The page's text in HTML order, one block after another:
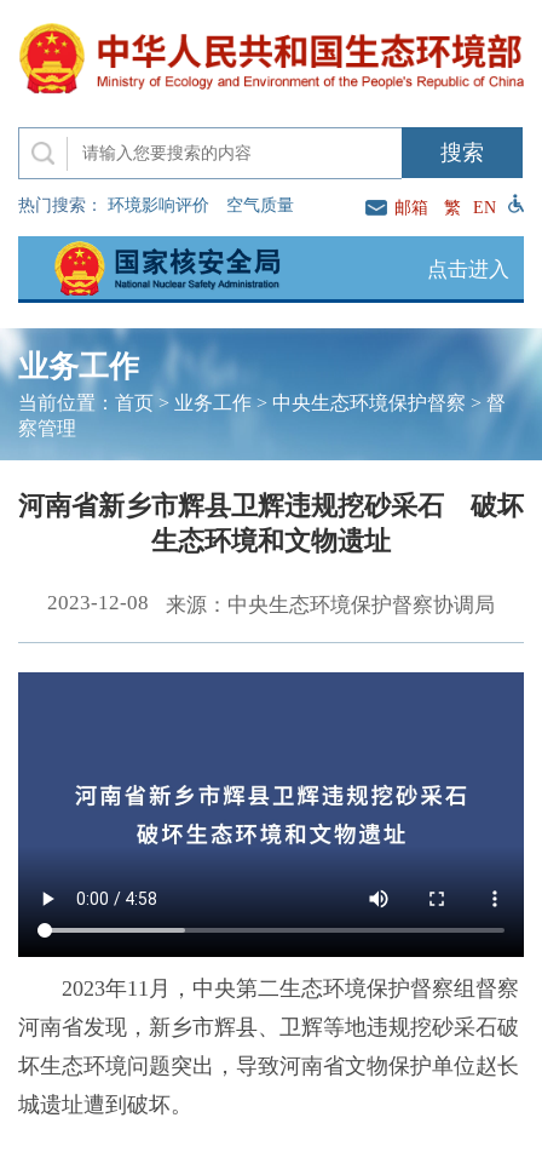
热门搜索： 环境影响评价 空气质量 邮箱 繁 EN
点击进入
业务工作
当前位置： 首页> 业务工作> 中央生态环境保护督察 > 督
察管理
河南省新乡市辉县卫辉违规挖砂采石 破坏
生态环境和文物遗址
2023-12-08 来源：中央生态环境保护督察协调局
2023年11月，中央第二生态环境保护督察组督察
河南省发现，新乡市辉县、卫辉等地违规挖砂采石破
坏生态环境问题突出，导致河南省文物保护单位赵长
城遗址遭到破坏。